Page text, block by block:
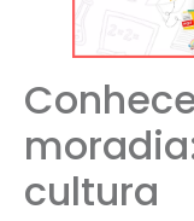
cultura